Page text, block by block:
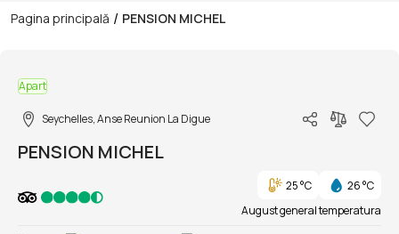
Pagina principală / PENSION MICHEL
Apart
Seychelles, Anse Reunion La Digue
PENSION MICHEL
25 °C
26 °C
August general temperatura